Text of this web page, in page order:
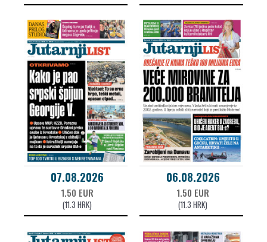
07.08.2026
1.50 EUR
(11.3 HRK)
06.08.2026
1.50 EUR
(11.3 HRK)